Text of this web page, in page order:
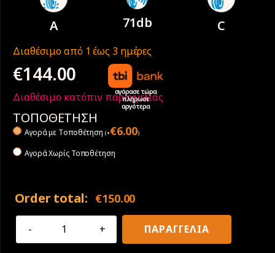
A 71db C
Διαθέσιμο από 1 έως 3 ημέρες
€144.00
αγόρασε τώρα
πλήρωσε
αργότερα
Διαθέσιμο κατόπιν παραγγελίας
ΤΟΠΟΘΕΤΗΣΗ
Αγορά με Tοποθέτηση (+€6.00)
Αγορά Χωρίς Τοποθέτηση
Order total: €150.00
205/45R16
ΠΑΡΑΓΓΕΛΙΑ